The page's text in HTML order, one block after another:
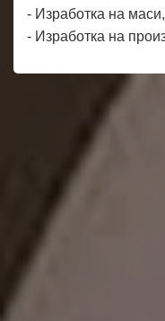
- Изработка на
- Изработка на